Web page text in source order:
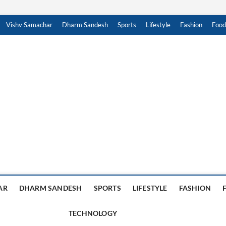
Vishv Samachar Dharm Sandesh Sports Lifestyle Fashion Food
DHARM SANDESH SPORTS LIFESTYLE FASHION
TECHNOLOGY